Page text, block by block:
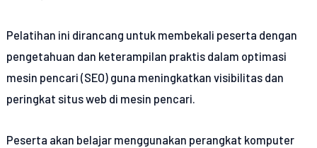
Pelatihan ini dirancang untuk membekali peserta dengan
pengetahuan dan keterampilan praktis dalam optimasi
mesin pencari (SEO) guna meningkatkan visibilitas dan
peringkat situs web di mesin pencari.
Peserta akan belajar menggunakan perangkat komputer